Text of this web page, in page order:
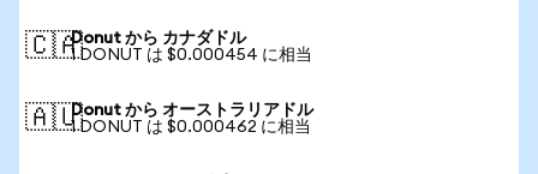
🇨🇦Donut から カナダドル
1 DONUT は $0.000454 に相当
🇦🇺Donut から オーストラリアドル
1 DONUT は $0.000462 に相当